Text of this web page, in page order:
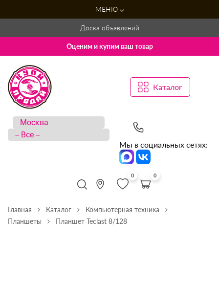
МЕНЮ
Доска объявлений
Оценим и купим ваш товар
Каталог
Мы в социальных сетях:
0 0
Главная Каталог
Компьютерная техника
Планшеты
Планшет Teclast 8/128